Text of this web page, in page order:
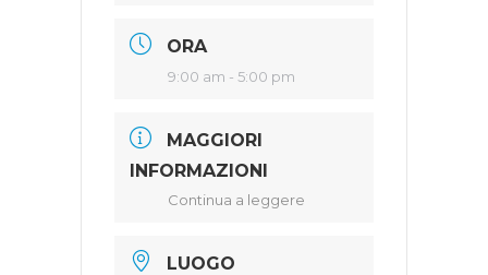
ORA
9:00 am - 5:00 pm
MAGGIORI
INFORMAZIONI
Continua a leggere
LUOGO